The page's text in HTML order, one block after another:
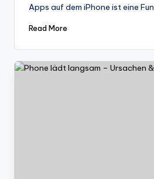
Apps auf dem iPhone ist eine
Read More